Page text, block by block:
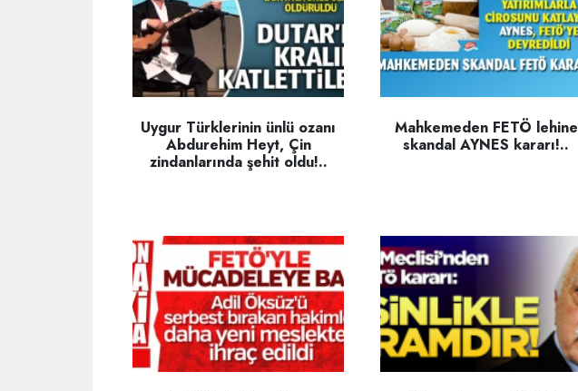
Uygur Türklerinin ünlü ozanı
Abdurehim Heyt, Çin
zindanlarında şehit oldu!..
Mahkemeden FETÖ lehine
skandal AYNES kararı!..